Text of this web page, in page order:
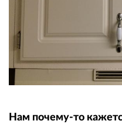
Нам почему-то